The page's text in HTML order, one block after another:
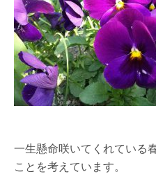
一生懸命咲いてくれている
ことを考えています。